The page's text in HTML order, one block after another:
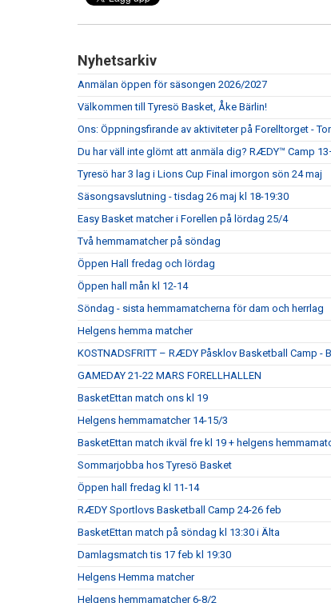
Nyhetsarkiv
Anmälan öppen för säsongen 2026/2027
Välkommen till Tyresö Basket, Åke Bärlin!
Ons: Öppningsfirande av aktiviteter på Forelltorget -
Du har väll inte glömt att anmäla dig? RÆDY™ Camp
Tyresö har 3 lag i Lions Cup Final imorgon sön 24 maj
Säsongsavslutning - tisdag 26 maj kl 18-19:30
Easy Basket matcher i Forellen på lördag 25/4
Två hemmamatcher på söndag
Öppen Hall fredag och lördag
Öppen hall mån kl 12-14
Söndag - sista hemmamatcherna för dam och herrlag
Helgens hemma matcher
KOSTNADSFRITT – RÆDY Påsklov Basketball Camp -
GAMEDAY 21-22 MARS FORELLHALLEN
BasketEttan match ons kl 19
Helgens hemmamatcher 14-15/3
BasketEttan match ikväl fre kl 19 + helgens
Sommarjobba hos Tyresö Basket
Öppen hall fredag kl 11-14
RÆDY Sportlovs Basketball Camp 24-26 feb
BasketEttan match på söndag kl 13:30 i Älta
Damlagsmatch tis 17 feb kl 19:30
Helgens Hemma matcher
Helgens hemmamatcher 6-8/2